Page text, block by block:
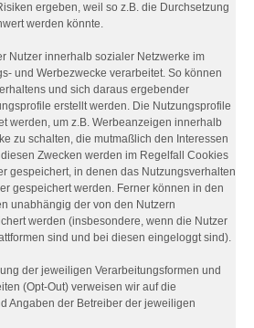
ergeben, weil so z.B. die Durchsetzung
werden könnte.
Nutzer innerhalb sozialer Netzwerke im
und Werbezwecke verarbeitet. So können
und sich daraus ergebender
erstellt werden. Die Nutzungsprofile
werden, um z.B. Werbeanzeigen innerhalb
zu schalten, die mutmaßlich den Interessen
Zwecken werden im Regelfall Cookies
gespeichert, in denen das Nutzungsverhalten
gespeichert werden. Ferner können in den
unabhängig der von den Nutzern
werden (insbesondere, wenn die Nutzer
sind und bei diesen eingeloggt sind).
der jeweiligen Verarbeitungsformen und
(Opt-Out) verweisen wir auf die
Angaben der Betreiber der jeweiligen